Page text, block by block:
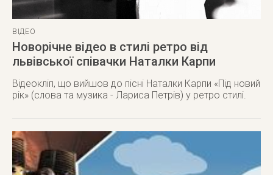
ВІДЕО
Новорічне відео в стилі ретро від
львівської співачки Наталки Карпи
Відеокліп, що вийшов до пісні Наталки Карпи «Під новий
рік» (слова та музика - Лариса Петрів) у ретро стилі.